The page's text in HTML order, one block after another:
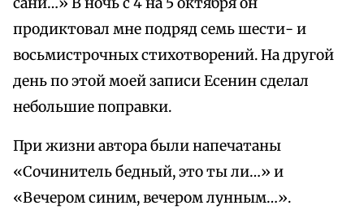
продиктовал мне подряд семь шести- и
восьмистрочных стихотворений. На другой
день по этой моей записи Есенин сделал
небольшие поправки.
При жизни автора были напечатаны
«Сочинитель бедный, это ты ли…» и
«Вечером синим, вечером лунным…».